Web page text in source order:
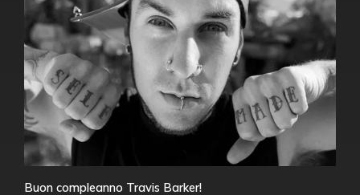
Buon compleanno Travis Barker!